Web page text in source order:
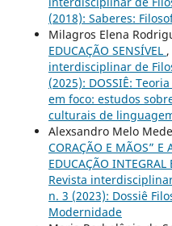
(2018): Saberes:
Milagros Elena
EDUCAÇÃO SENSÍVEL ,
interdisciplinar de
(2025): DOSSIÊ:
em foco: estudos
culturais de
Alexsandro Melo
CORAÇÃO E MÃOS” E
EDUCAÇÃO INTEGRAL
Revista
n. 3 (2023): Dossiê
Modernidade